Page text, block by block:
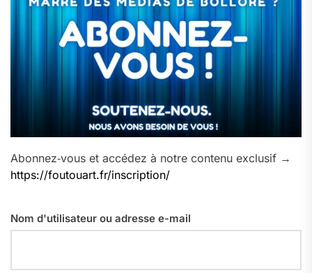
Abonnez‑vous et accédez à notre contenu exclusif →
https://foutouart.fr/inscription/
Nom d'utilisateur ou adresse e-mail